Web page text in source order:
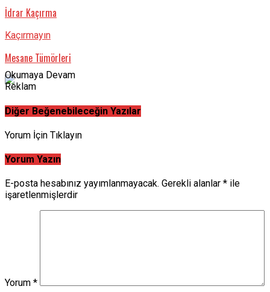
İdrar Kaçırma
Kaçırmayın
Mesane Tümörleri
Okumaya Devam
Reklam
Diğer Beğenebileceğin Yazılar
Yorum İçin Tıklayın
Yorum Yazın
E-posta hesabınız yayımlanmayacak. Gerekli alanlar * ile
işaretlenmişlerdir
Yorum *